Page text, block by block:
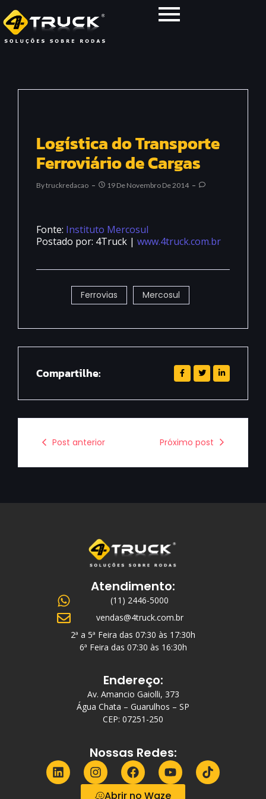
Logística do Transporte
Ferroviário de Cargas
ByTruckredacao 19 De Novembro De 2014
Fonte: Instituto Mercosul
Postado por: 4Truck | www.4truck.com.br
Ferrovias Mercosul
Compartilhe:
Post anterior Próximo post
Atendimento:
(11) 2446-5000
vendas@4truck.com.br
2ª a 5ª Feira das 07:30 às 17:30h
6ª Feira das 07:30 às 16:30h
Endereço:
Av. Amancio Gaiolli, 373
Água Chata – Guarulhos – SP
CEP: 07251-250
Nossas Redes:
Abrir no Waze